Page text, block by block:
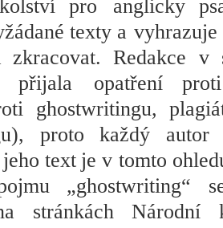
pro anglicky
texty a vyhrazuje
zkracovat. Redakce v
přijala opatření
ghostwritingu,
), proto každý autor
text je v tomto
„ghostwriting“
stránkách
Národní